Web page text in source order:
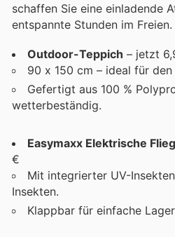
schaffen Sie eine einladende
entspannte Stunden im Freien.
Outdoor-Teppich – jetzt
90 x 150 cm – ideal für den
Gefertigt aus 100 %
wetterbeständig.
Easymaxx Elektrische
€
Mit integrierter UV-
Insekten.
Klappbar für einfache